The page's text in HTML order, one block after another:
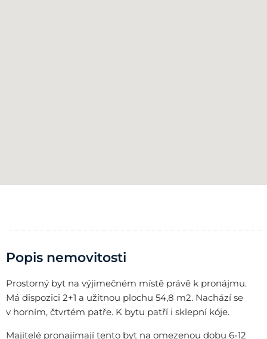
Popis nemovitosti
Prostorný byt na výjimečném místě právě k pronájmu.
Má dispozici 2+1 a užitnou plochu 54,8 m2. Nachází se
v horním, čtvrtém patře. K bytu patří i sklepní kóje.
Majitelé pronajímají tento byt na omezenou dobu 6-12